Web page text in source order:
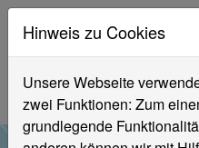
Hinweis zu Cookies
Unsere Webseite
zwei Funktionen: Zum
grundlegende